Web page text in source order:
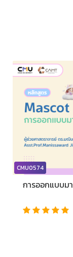
CMU0574
การออกแบบม